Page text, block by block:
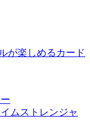
が楽しめるカード
ムストレンジャ